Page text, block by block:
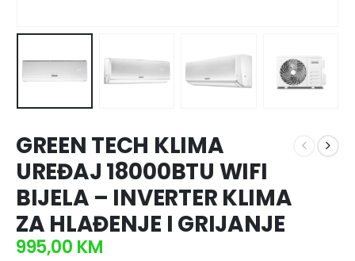
GREEN TECH KLIMA
UREĐAJ 18000BTU WIFI
BIJELA – INVERTER KLIMA
ZA HLAĐENJE I GRIJANJE
995,00 KM